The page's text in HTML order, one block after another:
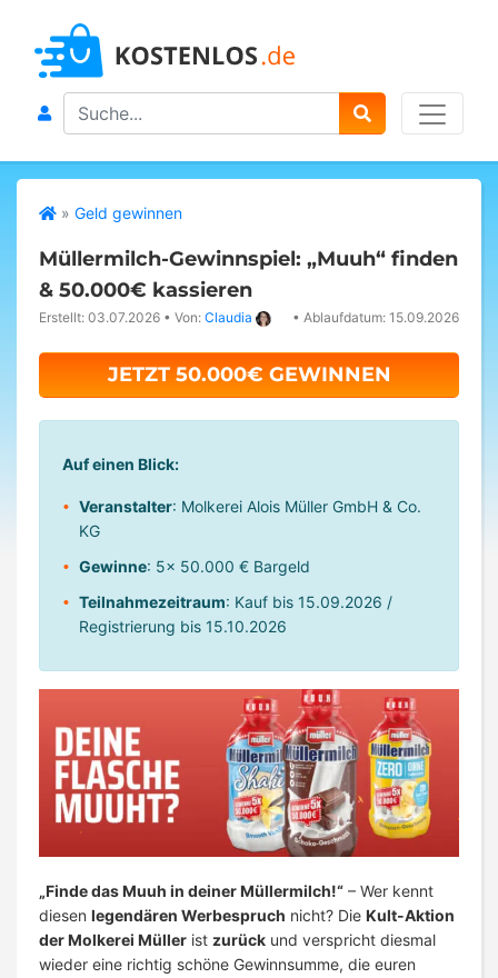
Search
» Geld gewinnen
Müllermilch-Gewinnspiel: „Muuh“ finden
& 50.000€ kassieren
Erstellt: 03.07.2026 • Von: Claudia • Ablaufdatum: 15.09.2026
JETZT 50.000€ GEWINNEN
Auf einen Blick:
Veranstalter: Molkerei Alois Müller GmbH & Co.
KG
Gewinne: 5x 50.000 € Bargeld
Teilnahmezeitraum: Kauf bis 15.09.2026 /
Registrierung bis 15.10.2026
„Finde das Muuh in deiner Müllermilch!“ – Wer kennt
diesen legendären Werbespruch nicht? Die Kult-Aktion
der Molkerei Müller ist zurück und verspricht diesmal
wieder eine richtig schöne Gewinnsumme, die euren